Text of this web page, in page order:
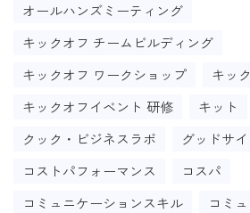
オールハンズミーティング
キックオフ チームビルディング
キックオフ ワークショップ
キッ
キックオフイベント 研修
キット
クック・ビジネスラボ
グッドサ
コストパフォーマンス
コスパ
コミュニケーションスキル
コミ